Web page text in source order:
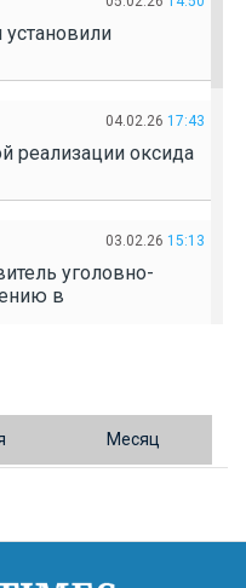
установили
04.02.26 17:43
реализации оксида
03.02.26 15:13
уголовно-
в
выращивание
о зоне, свободной от
Месяц